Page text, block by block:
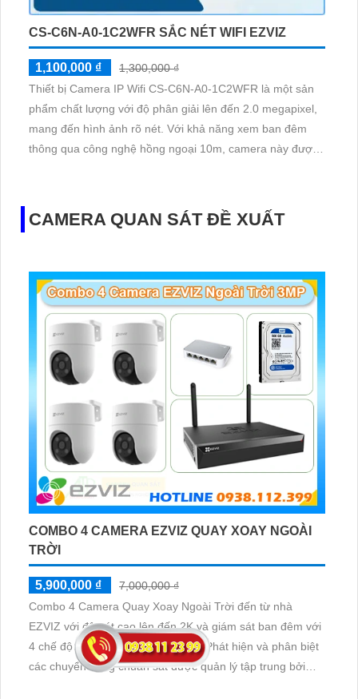
CS-C6N-A0-1C2WFR SẮC NÉT WIFI EZVIZ
1,100,000 ₫
1,300,000 ₫
Thiết bị Camera IP Wifi CS-C6N-A0-1C2WFR là một sản
phẩm chất lượng với độ phân giải lên đến 2.0 megapixel,
mang đến hình ảnh rõ nét. Với khả năng xem ban đêm
thông qua công nghệ hồng ngoại 10m, camera này được
CAMERA QUAN SÁT ĐỀ XUẤT
COMBO 4 CAMERA EZVIZ QUAY XOAY NGOÀI
TRỜI
5,900,000 ₫
7,000,000 ₫
Combo 4 Camera Quay Xoay Ngoài Trời đến từ nhà
EZVIZ với độ nét cao lên đến 2K và giám sát ban đêm với
4 chế độ khác nhau, công nghệ AI Phát hiện và phân biệt
các chuyển động chuẩn sát được quản lý tập trung bởi